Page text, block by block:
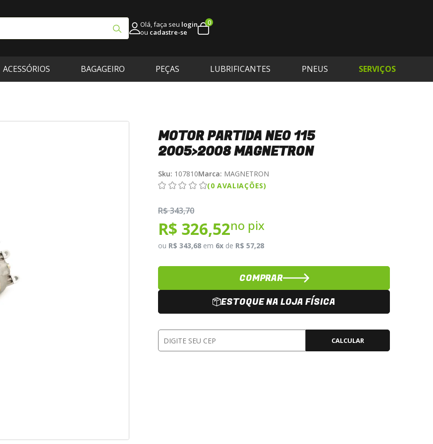
Olá, faça seu login
ou cadastre-se
0
ACESSÓRIOS BAGAGEIRO PEÇAS LUBRIFICANTES PNEUS SERVIÇOS
MOTOR PARTIDA NEO 115
2005>2008 MAGNETRON
Sku: 107810Marca: MAGNETRON
(0 AVALIAÇÕES)
R$ 343,70
R$ 326,52no pix
ou R$ 343,68 em 6x de R$ 57,28
COMPRAR
ESTOQUE NA LOJA FÍSICA
CALCULAR